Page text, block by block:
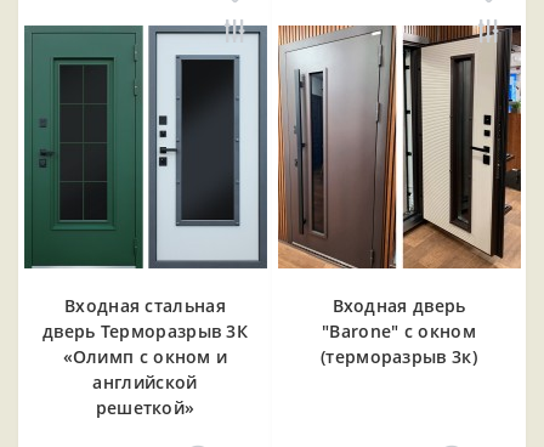
Входная cтальная
дверь Терморазрыв 3К
«Олимп с окном и
английской
решеткой»
Входная дверь
"Barone" с окном
(терморазрыв 3к)